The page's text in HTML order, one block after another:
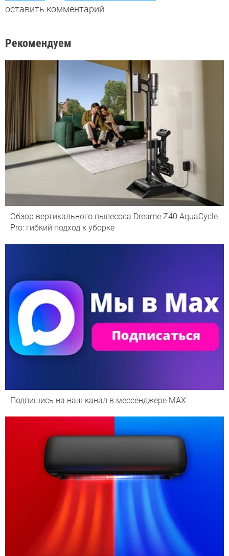
оставить комментарий
Рекомендуем
Обзор вертикального пылесоса Dreame Z40 AquaCycle
Pro: гибкий подход к уборке
Подпишись на наш канал в мессенджере МАХ